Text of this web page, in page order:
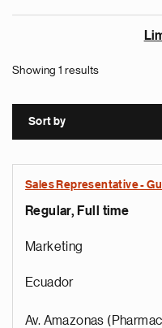
Showing 1 results
Sort by
Sales Representative -
Regular, Full time
Marketing
Ecuador
Av. Amazonas